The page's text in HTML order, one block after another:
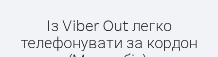
Із Viber Out легко
телефонувати за кордон